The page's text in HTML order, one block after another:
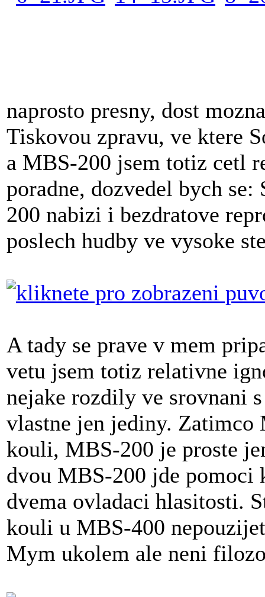
naprosto presny, dost
Tiskovou zpravu, ve ktere
a MBS-200 jsem totiz cetl
poradne, dozvedel bych
200 nabizi i bezdratove
poslech hudby ve vysoke
A tady se prave v mem
vetu jsem totiz relativne
nejake rozdily ve srovnani
vlastne jen jediny.
kouli, MBS-200 je proste
dvou MBS-200 jde
dvema ovladaci hlasitosti.
kouli u MBS-400
Mym ukolem ale neni